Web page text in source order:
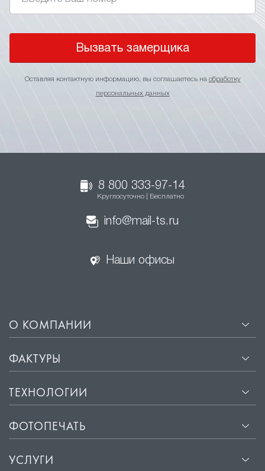
Вызвать замерщика
Оставляя контактную информацию, вы соглашаетесь на обработку
персональных данных
8 800 333-97-14
Круглосуточно | Бесплатно
info@mail-ts.ru
Наши офисы
О КОМПАНИИ
ФАКТУРЫ
ТЕХНОЛОГИИ
ФОТОПЕЧАТЬ
УСЛУГИ